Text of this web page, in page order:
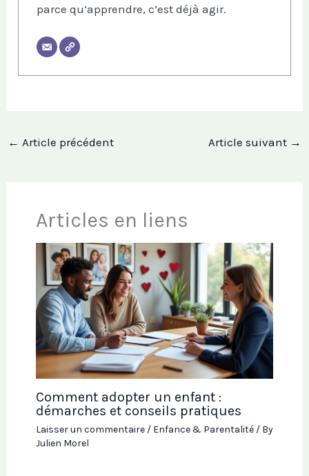
parce qu’apprendre, c’est déjà agir.
← Article précédent Article suivant →
Articles en liens
Comment adopter un enfant :
démarches et conseils pratiques
Laisser un commentaire / Enfance & Parentalité/ By
Julien Morel